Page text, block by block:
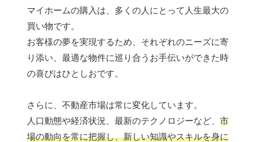
マイホームの購入は、多くの人にとって人生最大の
買い物です。
お客様の夢を実現するため、それぞれのニーズに寄
り添い、最適な物件に巡り合うお手伝いができた時
の喜びはひとしおです。
さらに、不動産市場は常に変化しています。
人口動態や経済状況、最新のテクノロジーなど、 市
場の動向を常に把握し、新しい知識やスキルを身に